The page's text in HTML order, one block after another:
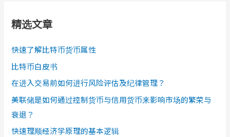
精选文章
快速了解比特币货币属性
比特币白皮书
在进入交易前如何进行风险评估及纪律管理？
美联储是如何通过控制货币与信用货币来影响市场的繁荣与
衰退？
快速理顺经济学原理的基本逻辑